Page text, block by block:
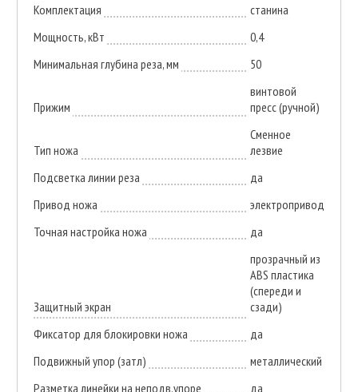
Комплектация
станина
Мощность, кВт
0,4
Минимальная глубина реза, мм
50
Прижим
винтовой
пресс (ручной)
Тип ножа
Сменное
лезвие
Подсветка линии реза
да
Привод ножа
электропривод
Точная настройка ножа
да
Защитный экран
прозрачный из
АВS пластика
(спереди и
сзади)
Фиксатор для блокировки ножа
да
Подвижный упор (затл)
металлический
Разметка линейки на неподв.упоре
да